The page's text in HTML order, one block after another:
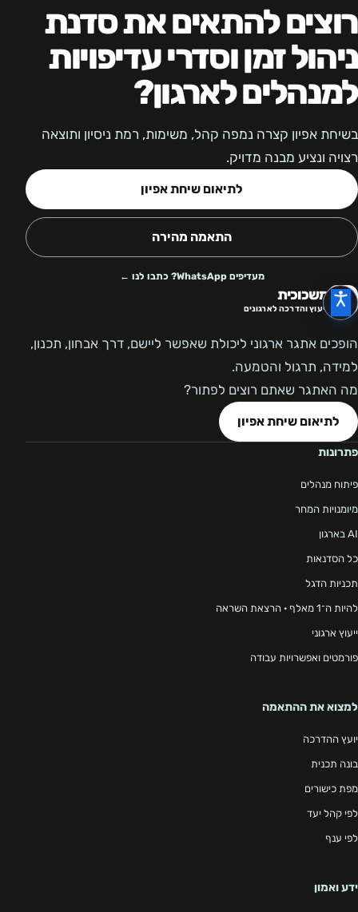
רוצים להתאים את סדנת
ניהול זמן וסדרי עדיפויות
למנהלים לארגון?
בשיחת אפיון קצרה נמפה קהל, משימות, רמת ניסיון ותוצאה
רצויה ונציע מבנה מדויק.
לתיאום שיחת אפיון
התאמה מהירה
מעדיפים WhatsApp? כתבו לנו ←
משכוכית
ייעוץ והדרכה לארגונים
הופכים אתגר ארגוני ליכולת שאפשר ליישם, דרך אבחון, תכנון,
למידה, תרגול והטמעה.
מה האתגר שאתם רוצים לפתור?
לתיאום שיחת אפיון
פתרונות
פיתוח מנהלים
מיומנויות המחר
AI בארגון
כל הסדנאות
תכניות הדגל
להיות ה־1 מאלף · הרצאת השראה
ייעוץ ארגוני
פורמטים ואפשרויות עבודה
למצוא את ההתאמה
יועץ ההדרכה
בונה תכנית
מפת כישורים
לפי קהל יעד
לפי ענף
ידע ואמון